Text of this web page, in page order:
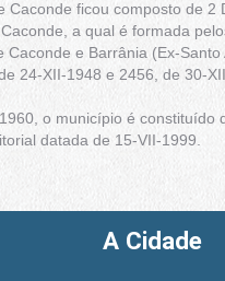
ficou composto de 2
a qual é formada
Caconde e Barrânia (Ex-
24-XII-1948 e 2456, de 30-
o município é constituído
datada de 15-VII-1999.
A Cidade